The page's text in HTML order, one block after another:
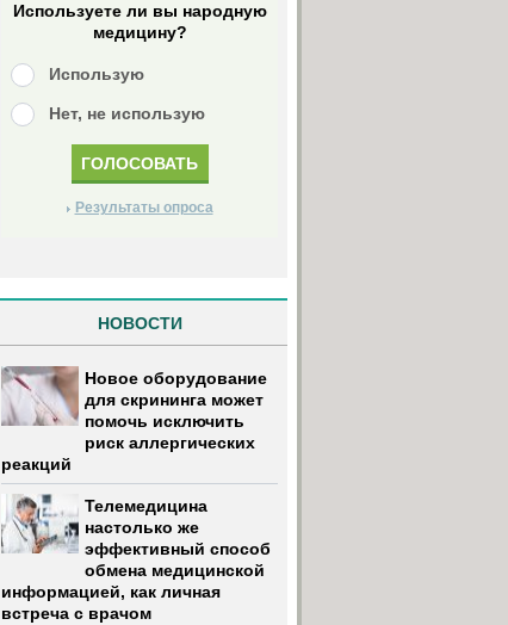
Используете ли вы народную
медицину?
Использую
Нет, не использую
Результаты опроса
НОВОСТИ
Новое оборудование
для скрининга может
помочь исключить
риск аллергических
реакций
Телемедицина
настолько же
эффективный способ
обмена медицинской
информацией, как личная
встреча с врачом